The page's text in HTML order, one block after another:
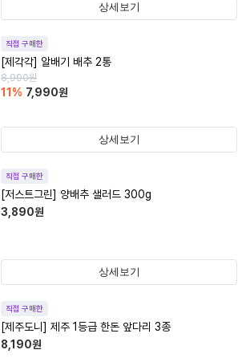
상세보기
직접 구매한
[제각각] 알배기 배추 2통
8,990원
11 % 7,990원
상세보기
직접 구매한
[저스트그린] 양배추 샐러드 300g
3,890원
상세보기
직접 구매한
[제주도니] 제주 1등급 한돈 앞다리 3종
8,190원